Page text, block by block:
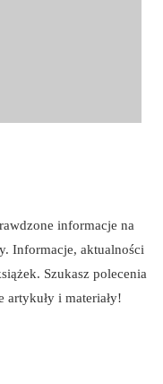
informacje na
Informacje, aktualności
Szukasz polecenia
i materiały!